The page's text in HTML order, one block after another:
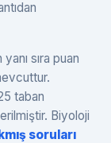
sıra puan
taban
Biyoloji
soruları